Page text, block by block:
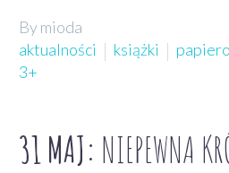
By mioda
aktualności
książki
3+
31 MAJ: NIEPEWNA